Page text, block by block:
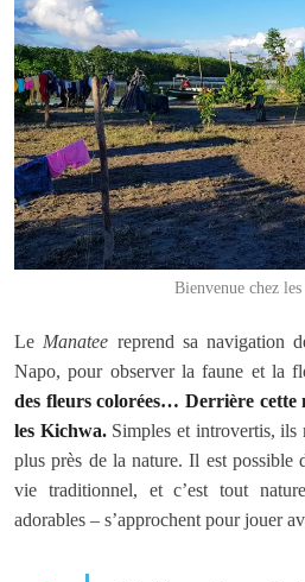
Bienvenue chez
LeManatee reprend sa navigation
Napo, pour observer la faune et la
des fleurs colorées… Derrière cette
les Kichwa.Simples et introvertis, ils
plus près de la nature. Il est possible
vie traditionnel, et c’est tout
adorables – s’approchent pour jouer